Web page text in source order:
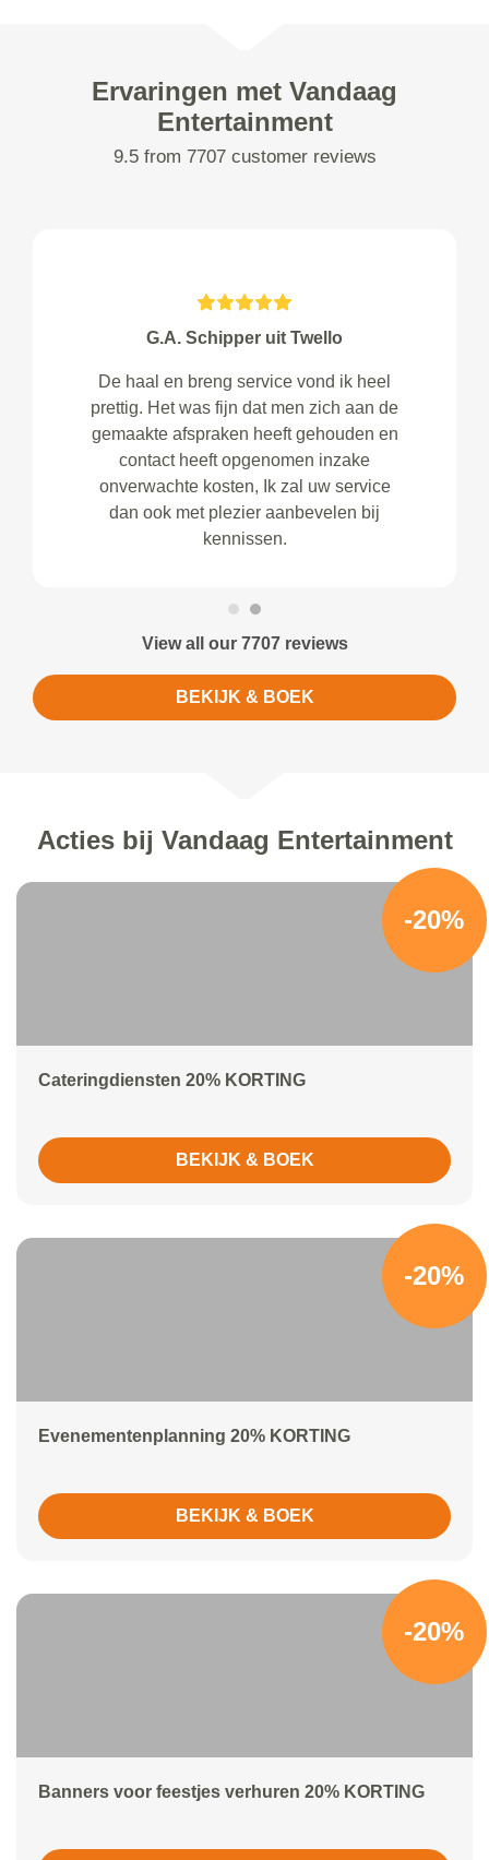
Ervaringen met Vandaag
Entertainment
9.5 from 7707 customer reviews
G.A. Schipper uit Twello
De haal en breng service vond ik heel
prettig. Het was fijn dat men zich aan de
gemaakte afspraken heeft gehouden en
contact heeft opgenomen inzake
onverwachte kosten, Ik zal uw service
dan ook met plezier aanbevelen bij
kennissen.
View all our 7707 reviews
BEKIJK & BOEK
Acties bij Vandaag Entertainment
-20%
Cateringdiensten 20% KORTING
BEKIJK & BOEK
-20%
Evenementenplanning 20% KORTING
BEKIJK & BOEK
-20%
Banners voor feestjes verhuren 20% KORTING